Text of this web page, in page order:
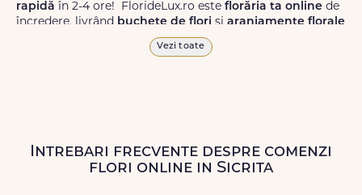
rapidă în 2-4 ore! FlorideLux.ro este florăria ta online de
încredere, livrând buchete de flori și aranjamente florale
de calitate superioară în Sicrita și în toată România.
Livrăm buchete de florichiar și în weekend, pentru ca tu
să poți adresa un gest frumos atunci când ai nevoie.
Vezi toate
Intrebari frecvente despre comenzi
flori online in Sicrita